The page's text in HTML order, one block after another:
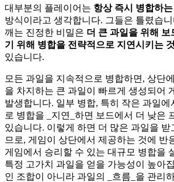
대부분의 플레이어는 항상 즉시 병합하는
방식이라고 생각합니다. 그들은 틀렸습
깨는 진정한 비밀은 더 큰 과일을 위해
기 위해 병합을 전략적으로 지연시키는 것
있습니다.
모든 과일을 지속적으로 병합하면, 상단
을 차지하는 큰 과일이 빠르게 생성되어
발생합니다. 일부 병합, 특히 작은 과일에
로 병합을 _지연_하면 보드에서 더 낮은
있습니다. 이렇게 하면 더 많은 과일을 받
므로, 게임이 상단에서 제공하는 것에 반
게임에서 승리할 수 있는 대규모 병합을
특정 고가치 과일을 얻을 가능성이 높아
인 조합이 아니라 과일의 _흐름_을 관리